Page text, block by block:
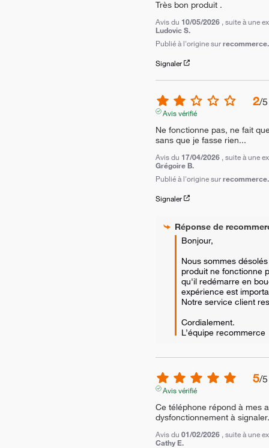
Très bon produit .
Avis du 10/05/2026 , suite à une
Ludovic S.
Publié à l'origine sur
Signaler
2/5
Avis vérifié
Ne fonctionne pas, ne fait
sans que je fasse rien...
Avis du 17/04/2026 , suite à une
Grégoire B.
Publié à l'origine sur
Signaler
Réponse de
Bonjour,
Nous sommes
produit ne fonctionne
qu'il redémarre en
expérience est
Notre service client
Cordialement.
L’équipe recommerce
5/5
Avis vérifié
Ce téléphone répond à mes
dysfonctionnement à signaler.
Avis du 01/02/2026 , suite à une
Cathy E.